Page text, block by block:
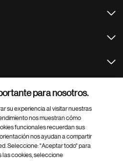
para nosotros.
su experiencia al visitar nuestras
nos muestran cómo
funcionales recuerdan sus
nos ayudan a compartir
Seleccione: "Aceptar todo" para
las cookies, seleccione